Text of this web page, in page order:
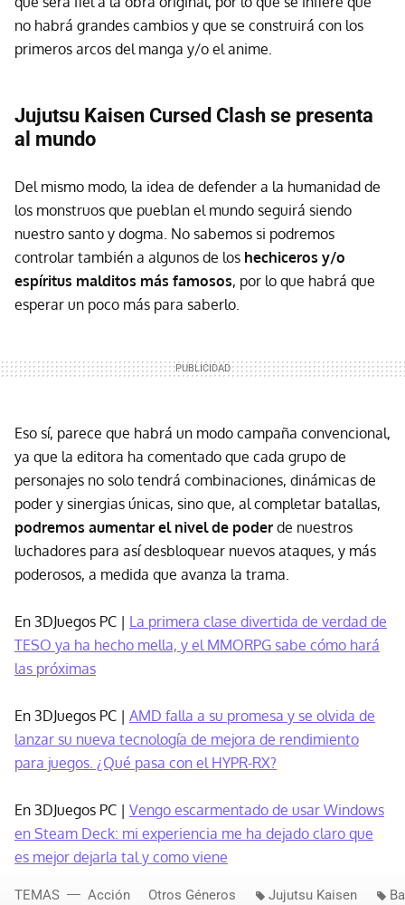
no habrá grandes cambios y que se construirá con los
primeros arcos del manga y/o el anime.
Jujutsu Kaisen Cursed Clash se presenta
al mundo
Del mismo modo, la idea de defender a la humanidad de
los monstruos que pueblan el mundo seguirá siendo
nuestro santo y dogma. No sabemos si podremos
controlar también a algunos de los hechiceros y/o
espíritus malditos más famosos, por lo que habrá que
esperar un poco más para saberlo.
Eso sí, parece que habrá un modo campaña convencional,
ya que la editora ha comentado que cada grupo de
personajes no solo tendrá combinaciones, dinámicas de
poder y sinergias únicas, sino que, al completar batallas,
podremos aumentar el nivel de poder de nuestros
luchadores para así desbloquear nuevos ataques, y más
poderosos, a medida que avanza la trama.
En 3DJuegos PC | La primera clase divertida de verdad de
TESO ya ha hecho mella, y el MMORPG sabe cómo hará
las próximas
En 3DJuegos PC | AMD falla a su promesa y se olvida de
lanzar su nueva tecnología de mejora de rendimiento
para juegos. ¿Qué pasa con el HYPR-RX?
En 3DJuegos PC | Vengo escarmentado de usar Windows
en Steam Deck: mi experiencia me ha dejado claro que
es mejor dejarla tal y como viene
TEMAS Acción Otros Géneros Jujutsu Kaisen